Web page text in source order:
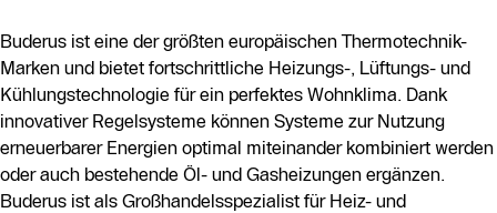
Buderus ist eine der größten europäischen Thermotechnik-
Marken und bietet fortschrittliche Heizungs-, Lüftungs- und
Kühlungstechnologie für ein perfektes Wohnklima. Dank
innovativer Regelsysteme können Systeme zur Nutzung
erneuerbarer Energien optimal miteinander kombiniert werden
oder auch bestehende Öl- und Gasheizungen ergänzen.
Buderus ist als Großhandelsspezialist für Heiz- und